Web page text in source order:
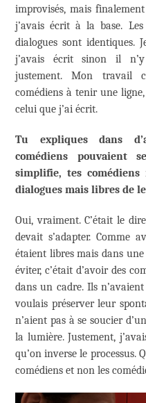
improvisés, mais
j’avais écrit à la base.
dialogues sont identiques.
j’avais écrit sinon il
justement. Mon travail
comédiens à tenir une
celui que j’ai écrit.
Tu expliques dans
comédiens pouvaient
simplifie, tes
dialogues mais libres de
Oui, vraiment. C’était le
devait s’adapter. Comme
étaient libres mais dans
éviter, c’était d’avoir des
dans un cadre. Ils
voulais préserver leur
n’aient pas à se soucier
la lumière. Justement,
qu’on inverse le processus.
comédiens et non les